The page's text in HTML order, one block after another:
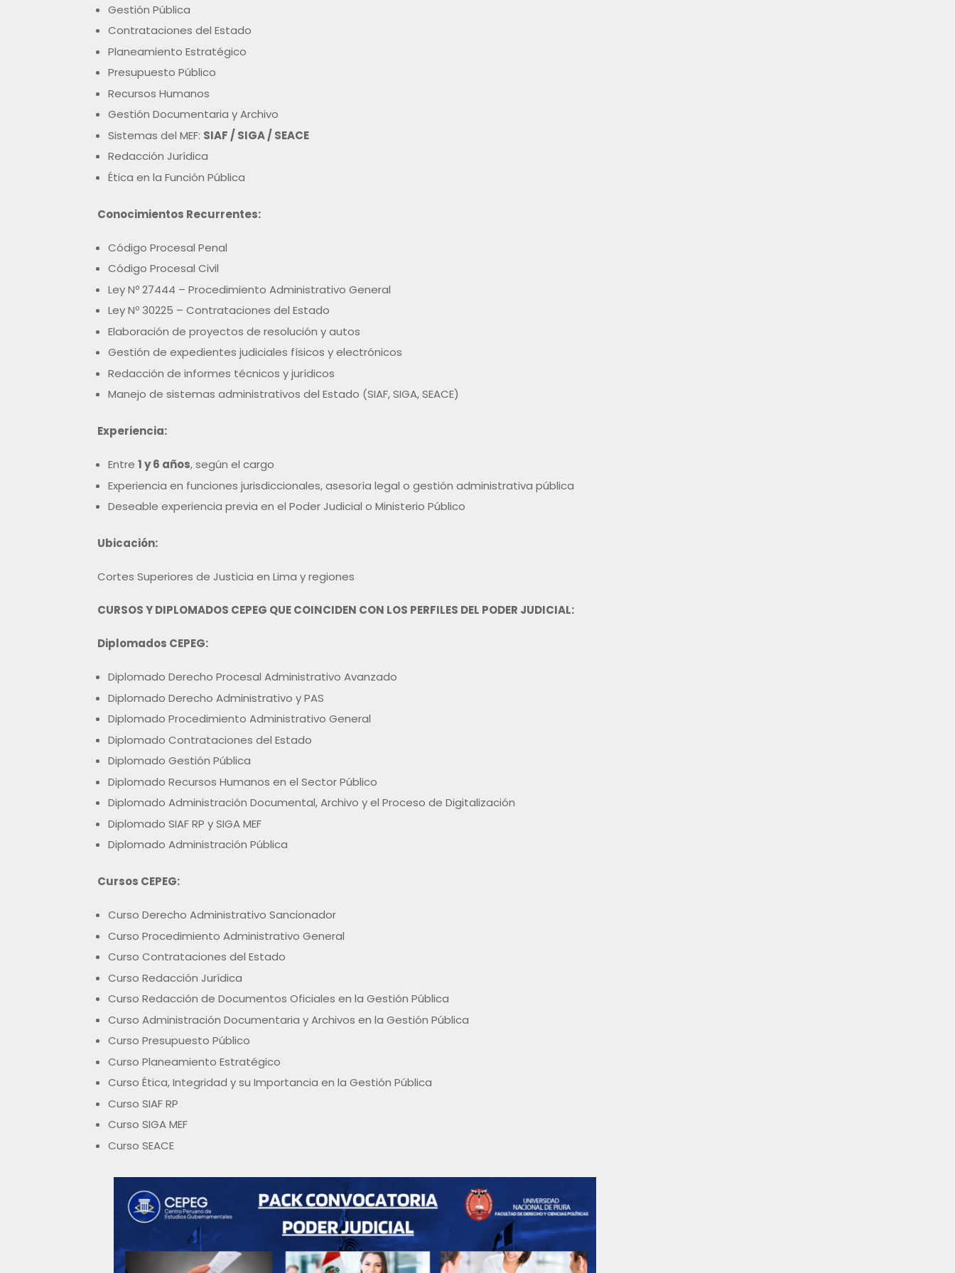
Gestión Pública
Contrataciones del Estado
Planeamiento Estratégico
Presupuesto Público
Recursos Humanos
Gestión Documentaria y Archivo
Sistemas del MEF: SIAF / SIGA / SEACE
Redacción Jurídica
Ética en la Función Pública
Conocimientos Recurrentes:
Código Procesal Penal
Código Procesal Civil
Ley Nº 27444 – Procedimiento Administrativo General
Ley Nº 30225 – Contrataciones del Estado
Elaboración de proyectos de resolución y autos
Gestión de expedientes judiciales físicos y electrónicos
Redacción de informes técnicos y jurídicos
Manejo de sistemas administrativos del Estado (SIAF, SIGA, SEACE)
Experiencia:
Entre 1 y 6 años, según el cargo
Experiencia en funciones jurisdiccionales, asesoría legal o gestión administrativa pública
Deseable experiencia previa en el Poder Judicial o Ministerio Público
Ubicación:
Cortes Superiores de Justicia en Lima y regiones
CURSOS Y DIPLOMADOS CEPEG QUE COINCIDEN CON LOS PERFILES DEL PODER JUDICIAL:
Diplomados CEPEG:
Diplomado Derecho Procesal Administrativo Avanzado
Diplomado Derecho Administrativo y PAS
Diplomado Procedimiento Administrativo General
Diplomado Contrataciones del Estado
Diplomado Gestión Pública
Diplomado Recursos Humanos en el Sector Público
Diplomado Administración Documental, Archivo y el Proceso de Digitalización
Diplomado SIAF RP y SIGA MEF
Diplomado Administración Pública
Cursos CEPEG:
Curso Derecho Administrativo Sancionador
Curso Procedimiento Administrativo General
Curso Contrataciones del Estado
Curso Redacción Jurídica
Curso Redacción de Documentos Oficiales en la Gestión Pública
Curso Administración Documentaria y Archivos en la Gestión Pública
Curso Presupuesto Público
Curso Planeamiento Estratégico
Curso Ética, Integridad y su Importancia en la Gestión Pública
Curso SIAF RP
Curso SIGA MEF
Curso SEACE